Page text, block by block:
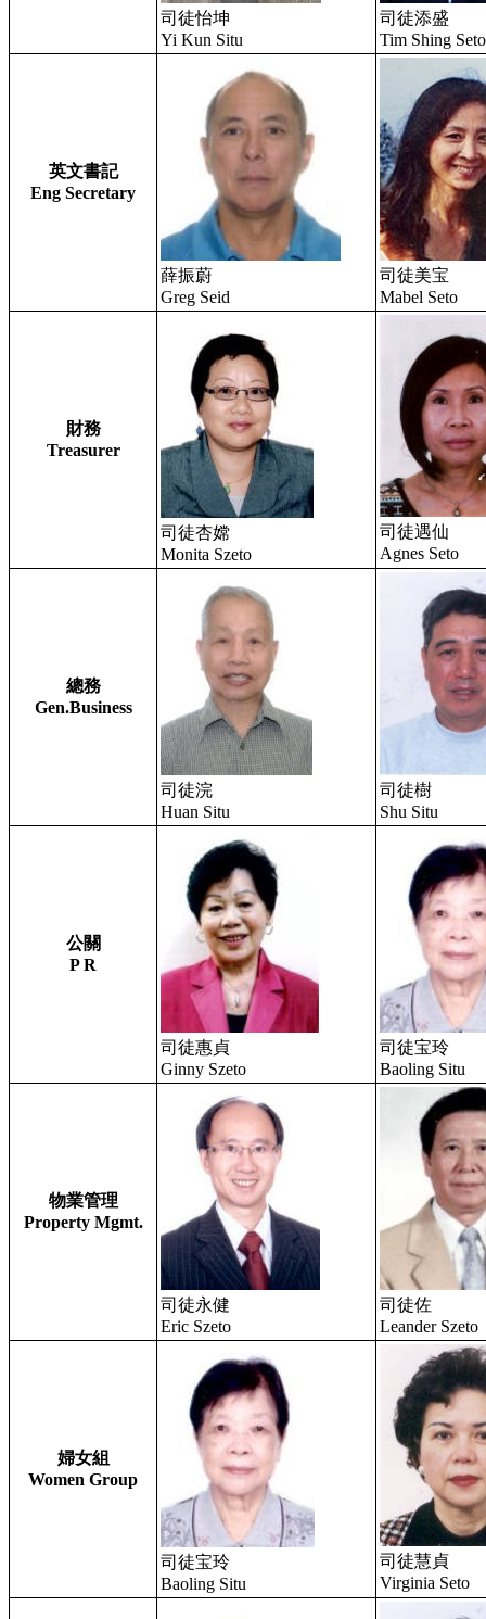
司徒怡坤
Yi Kun Situ
司徒添盛
Tim Shing Seto
英文書記
Eng Secretary
薛振蔚
Greg Seid
司徒美宝
Mabel Seto
財務
Treasurer
司徒杏嫦
Monita Szeto
司徒遇仙
Agnes Seto
總務
Gen.Business
司徒浣
Huan Situ
司徒樹
Shu Situ
公關
P R
司徒惠貞
Ginny Szeto
司徒宝玲
Baoling Situ
物業管理
Property Mgmt.
司徒永健
Eric Szeto
司徒佐
Leander Szeto
婦女組
Women Group
司徒宝玲
Baoling Situ
司徒慧貞
Virginia Seto